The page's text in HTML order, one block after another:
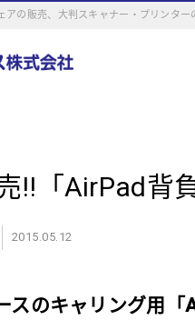
アの販売、大判スキャナー・プリンタ
!!「AirPad背
2015.05.12
スのキャリング用「